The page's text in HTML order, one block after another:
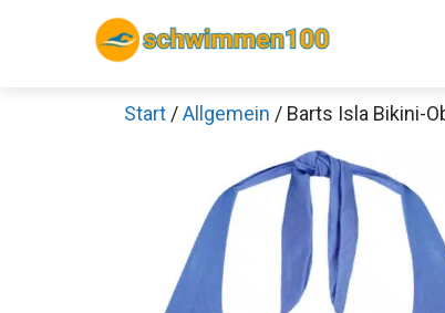
Start /Allgemein / Barts Isla Bikini-